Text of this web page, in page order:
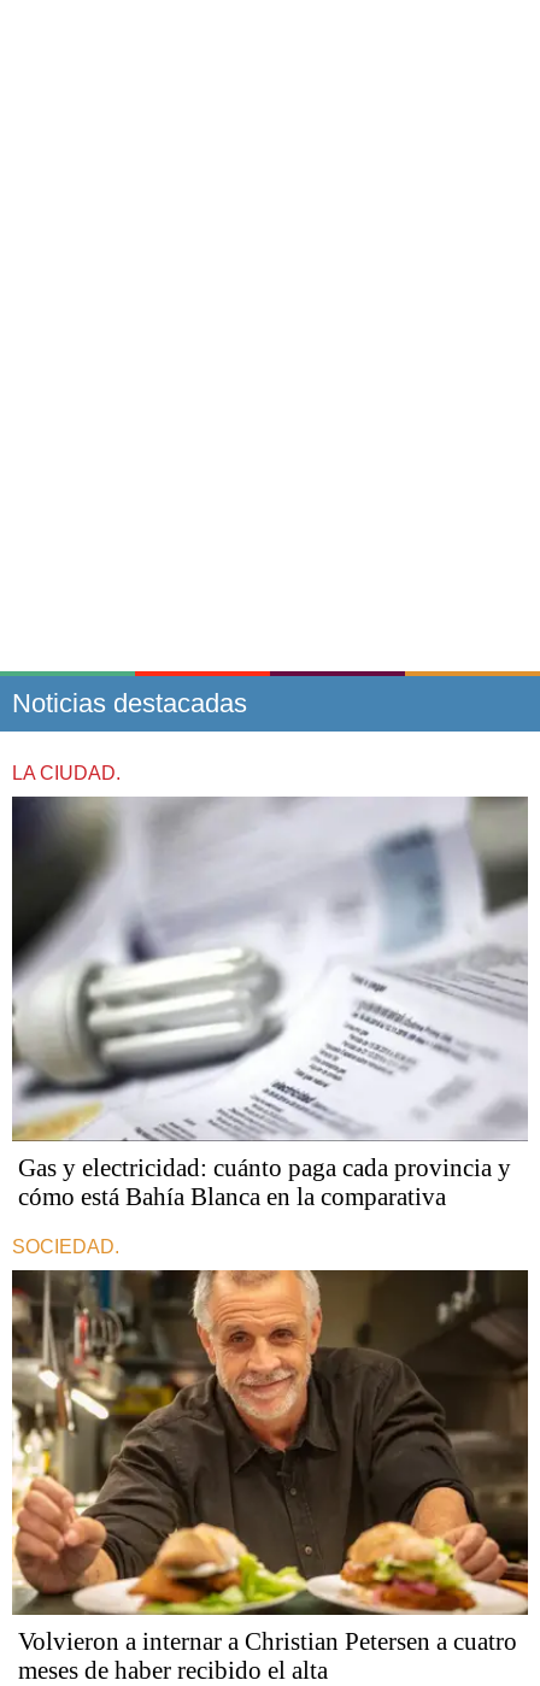
Noticias destacadas
LA CIUDAD.
Gas y electricidad: cuánto paga cada provincia y
cómo está Bahía Blanca en la comparativa
SOCIEDAD.
Volvieron a internar a Christian Petersen a cuatro
meses de haber recibido el alta